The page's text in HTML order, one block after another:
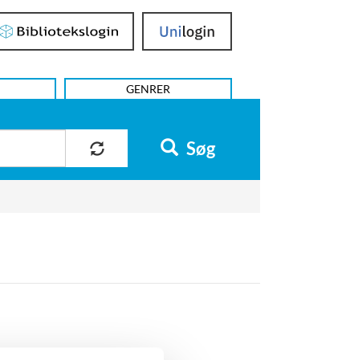
Bibliotekslogin UniLogin
GENRER
Søg